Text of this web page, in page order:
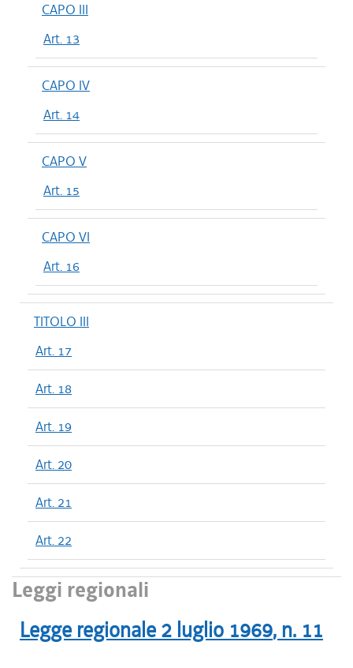
CAPO III
Art. 13
CAPO IV
Art. 14
CAPO V
Art. 15
CAPO VI
Art. 16
TITOLO III
Art. 17
Art. 18
Art. 19
Art. 20
Art. 21
Art. 22
Leggi regionali
Legge regionale 2 luglio 1969, n. 11